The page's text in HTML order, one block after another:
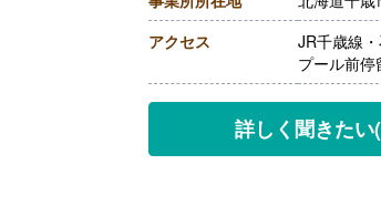
【昇給】
【退職金】
アクセス
JR千歳線
プール前
詳しく聞きたい